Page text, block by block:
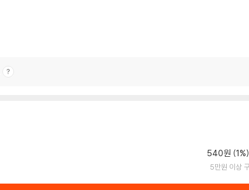
540원 (1%)
5만원 이상